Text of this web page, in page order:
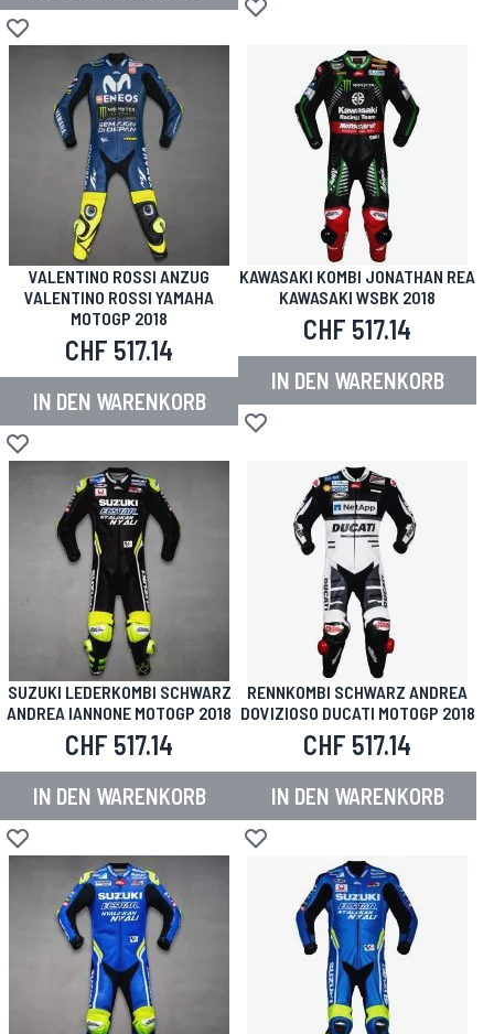
Zur Wunschliste hinzufügen
Zur Wunschliste hinzufügen
VALENTINO ROSSI ANZUG
VALENTINO ROSSI YAMAHA
MOTOGP 2018
CHF 517.14
IN DEN WARENKORB
Zur Wunschliste hinzufügen
KAWASAKI KOMBI JONATHAN REA
KAWASAKI WSBK 2018
CHF 517.14
IN DEN WARENKORB
Zur Wunschliste hinzufügen
SUZUKI LEDERKOMBI SCHWARZ
ANDREA IANNONE MOTOGP 2018
CHF 517.14
IN DEN WARENKORB
Zur Wunschliste hinzufügen
RENNKOMBI SCHWARZ ANDREA
DOVIZIOSO DUCATI MOTOGP 2018
CHF 517.14
IN DEN WARENKORB
Zur Wunschliste hinzufügen